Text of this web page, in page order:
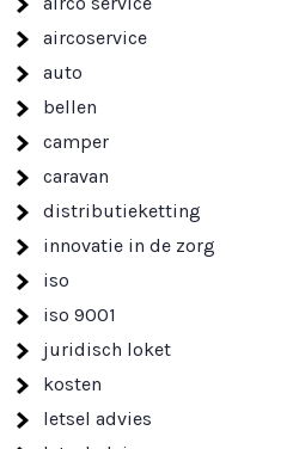
aircoservice
auto
bellen
camper
caravan
distributieketting
innovatie in de zorg
iso
iso 9001
juridisch loket
kosten
letsel advies